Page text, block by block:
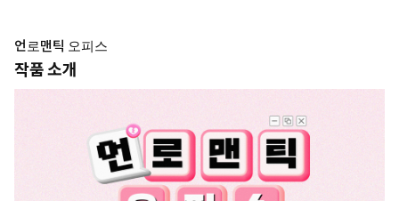
언로맨틱 오피스
작품 소개